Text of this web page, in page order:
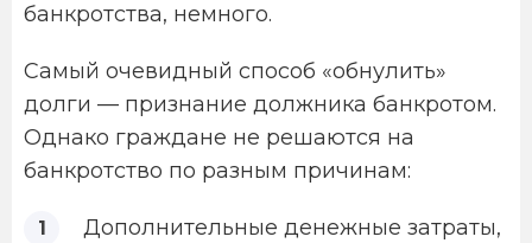
банкротства, немного.
Самый очевидный способ «обнулить»
долги — признание должника банкротом.
Однако граждане не решаются на
банкротство по разным причинам:
Дополнительные денежные затраты,